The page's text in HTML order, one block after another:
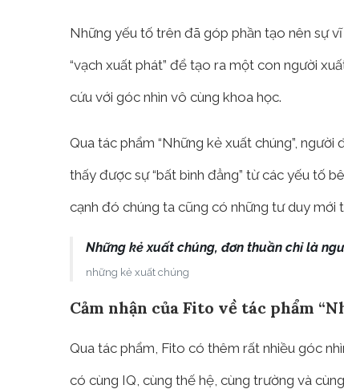
Những yếu tố trên đã góp phần tạo nên sự
“vạch xuất phát” để tạo ra một con người
cứu với góc nhìn vô cùng khoa học.
Qua tác phẩm “Những kẻ xuất chúng”,
thấy được sự “bất bình đẳng” từ các yếu tố
cạnh đó chúng ta cũng có những tư duy mới
Những kẻ xuất chúng, đơn thuần chỉ là
những kẻ xuất chúng
Cảm nhận của Fito về tác phẩm
Qua tác phẩm, Fito có thêm rất nhiều góc
có cùng IQ, cùng thế hệ, cùng trường và